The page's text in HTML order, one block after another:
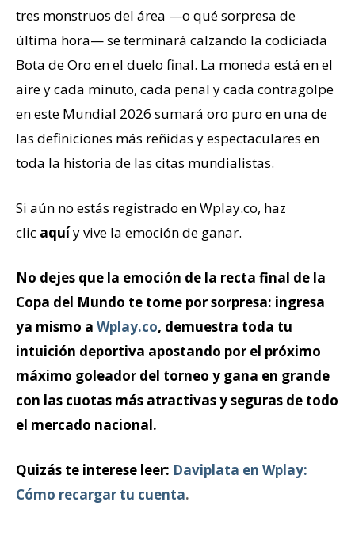
tres monstruos del área —o qué sorpresa de
última hora— se terminará calzando la codiciada
Bota de Oro en el duelo final. La moneda está en el
aire y cada minuto, cada penal y cada contragolpe
en este Mundial 2026 sumará oro puro en una de
las definiciones más reñidas y espectaculares en
toda la historia de las citas mundialistas.
Si aún no estás registrado en Wplay.co, haz
clic aquíy vive la emoción de ganar.
No dejes que la emoción de la recta final de la
Copa del Mundo te tome por sorpresa: ingresa
ya mismo a Wplay.co, demuestra toda tu
intuición deportiva apostando por el próximo
máximo goleador del torneo y gana en grande
con las cuotas más atractivas y seguras de todo
el mercado nacional.
Quizás te interese leer: Daviplata en Wplay:
Cómo recargar tu cuenta.